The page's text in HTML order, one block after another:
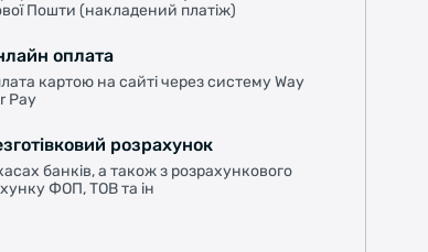
Пошти (накладений платіж)
оплата
картою на сайті через систему Way
Pay
розрахунок
банків, а також з розрахункового
ФОП, ТОВ та ін